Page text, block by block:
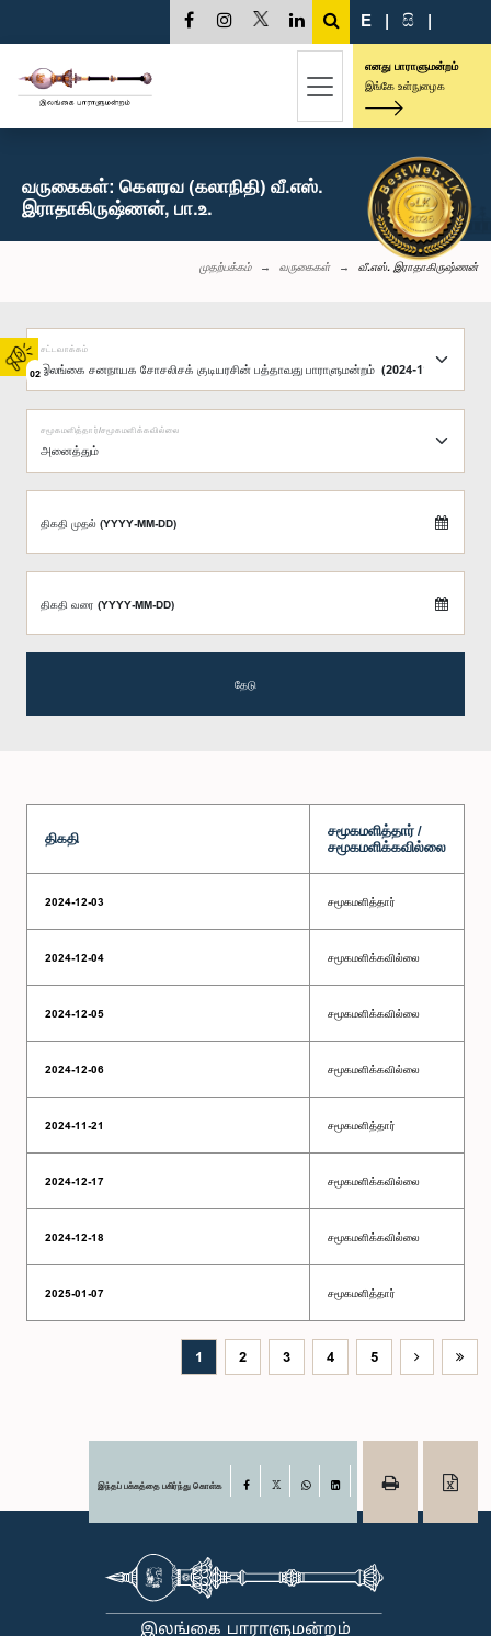
02
E | සි |
எனது பாராளுமன்றம்
இங்கே உள்நுழைக
வருகைகள்: கௌரவ (கலாநிதி) வீ.எஸ்.
இராதாகிருஷ்ணன், பா.உ.
முதற்பக்கம் வருகைகள் வீ.எஸ். இராதாகிருஷ்ணன்
சட்டவாக்கம்
சமூகமளித்தார்/சமூகமளிக்கவில்லை
திகதி முதல் (YYYY-MM-DD)
திகதி வரை (YYYY-MM-DD)
தேடு
திகதி
சமூகமளித்தார் /
சமூகமளிக்கவில்லை
2024-12-03 சமூகமளித்தார்
2024-12-04 சமூகமளிக்கவில்லை
2024-12-05 சமூகமளிக்கவில்லை
2024-12-06 சமூகமளிக்கவில்லை
2024-11-21 சமூகமளித்தார்
2024-12-17 சமூகமளிக்கவில்லை
2024-12-18 சமூகமளிக்கவில்லை
2025-01-07 சமூகமளித்தார்
1 2 3 4 5
இந்தப் பக்கத்தை பகிர்ந்து கொள்க Facebook